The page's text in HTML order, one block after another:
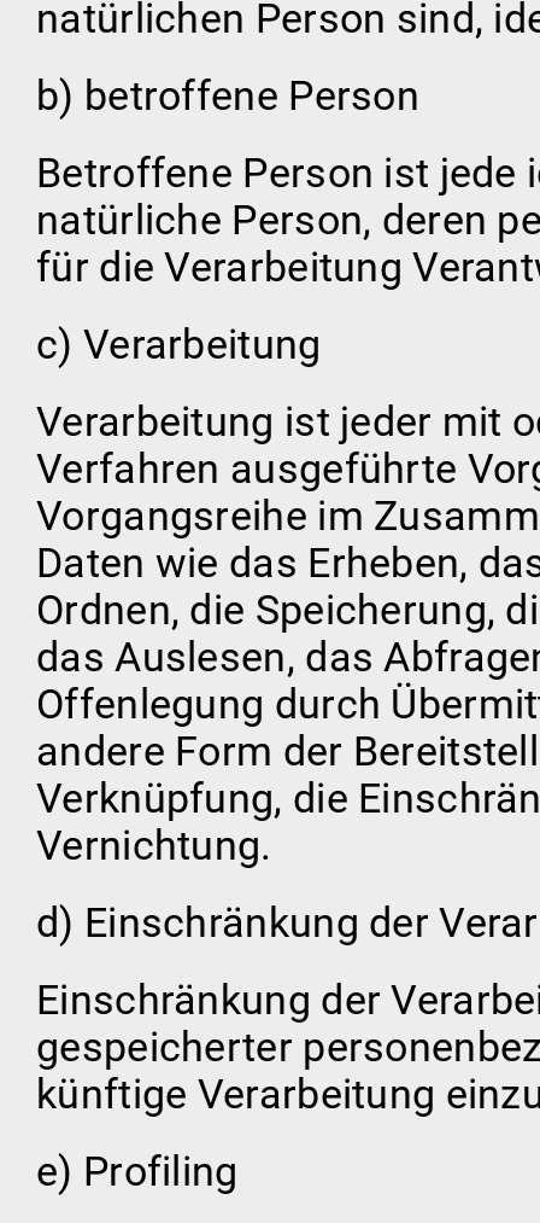
natürlichen Person sind,
b) betroffene Person
Betroffene Person ist
natürliche Person, deren
für die Verarbeitung
c) Verarbeitung
Verarbeitung ist jeder mit
Verfahren ausgeführte
Vorgangsreihe im
Daten wie das Erheben,
Ordnen, die Speicherung,
das Auslesen, das
Offenlegung durch
andere Form der
Verknüpfung, die
Vernichtung.
d) Einschränkung der
Einschränkung der
gespeicherter
künftige Verarbeitung
e) Profiling